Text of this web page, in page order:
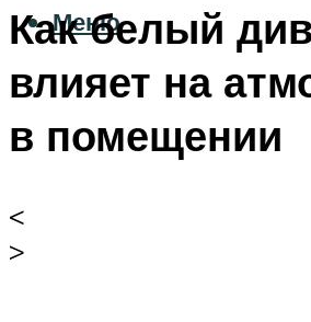
Меню
Как белый
влияет на
в помещении
<
>